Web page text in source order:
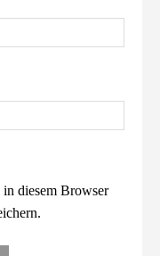
diesem Browser